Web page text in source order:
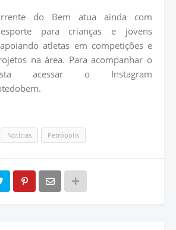
do Bem atua ainda com
para crianças e jovens
atletas em competições e
na área. Para acompanhar o
acessar o Instagram
Notícias Petrópolis